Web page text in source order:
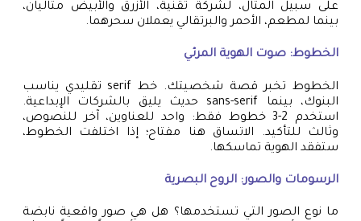
على سبيل المثال، لشركة تقنية، الأزرق والأبيض مثاليان،
بينما لمطعم، الأحمر والبرتقالي يعملان سحرهما.
الخطوط: صوت الهوية المرئي
الخطوط تخبر قصة شخصيتك. خط serif تقليدي يناسب
البنوك، بينما sans-serif حديث يليق بالشركات الإبداعية.
استخدم 2-3 خطوط فقط: واحد للعناوين، آخر للنصوص،
وثالث للتأكيد. الاتساق هنا مفتاح؛ إذا اختلفت الخطوط،
ستفقد الهوية تماسكها.
الرسومات والصور: الروح البصرية
ما نوع الصور التي تستخدمها؟ هل هي صور واقعية نابضة